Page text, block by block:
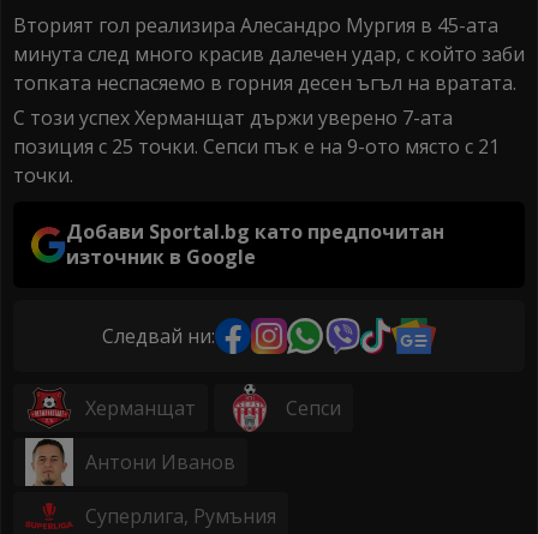
Вторият гол реализира Алесандро Мургия в 45-ата
минута след много красив далечен удар, с който заби
топката неспасяемо в горния десен ъгъл на вратата.
С този успех Херманщат държи уверено 7-ата
позиция с 25 точки. Сепси пък е на 9-ото място с 21
точки.
Добави Sportal.bg като предпочитан
източник в Google
Следвай ни:
Херманщат Сепси
Антони Иванов
Суперлига, Румъния